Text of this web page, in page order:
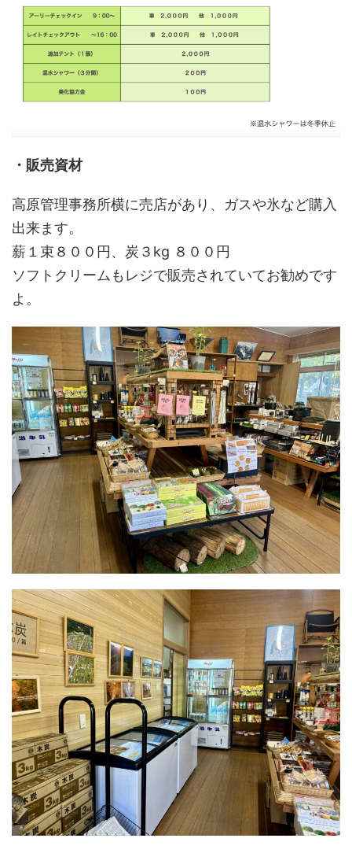
・販売資材
高原管理事務所横に売店があり、ガスや氷など購入
出来ます。
薪１束８００円、炭３kg ８００円
ソフトクリームもレジで販売されていてお勧めです
よ。